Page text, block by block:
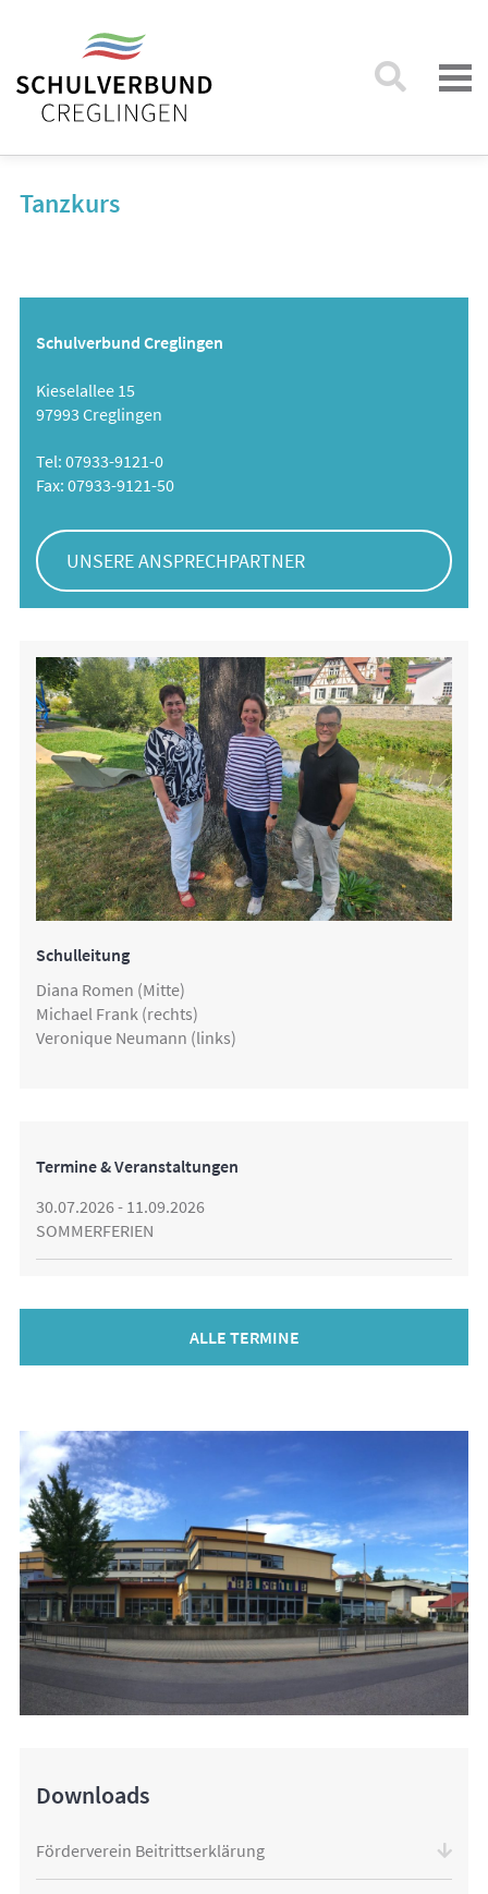
Tanzkurs
Schulverbund Creglingen
Kieselallee 15
97993 Creglingen
Tel: 07933-9121-0
Fax: 07933-9121-50
UNSERE ANSPRECHPARTNER
Schulleitung
Diana Romen (Mitte)
Michael Frank (rechts)
Veronique Neumann (links)
Termine & Veranstaltungen
30.07.2026 - 11.09.2026
SOMMERFERIEN
ALLE TERMINE
Downloads
Förderverein Beitrittserklärung